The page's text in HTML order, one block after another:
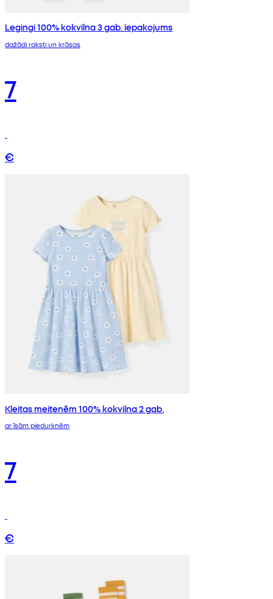
Legingi 100% kokvilna 3 gab. iepakojums
dažādi raksti un krāsas
7
€
Kleitas meitenēm 100% kokvilna 2 gab.
ar īsām piedurknēm
7
€